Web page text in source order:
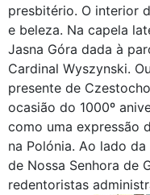
presbitério. O interior
e beleza. Na capela
Jasna Góra dada à
Cardinal Wyszynski.
presente de
ocasião do 1000º
como uma expressão
na Polónia. Ao lado
de Nossa Senhora de
redentoristas